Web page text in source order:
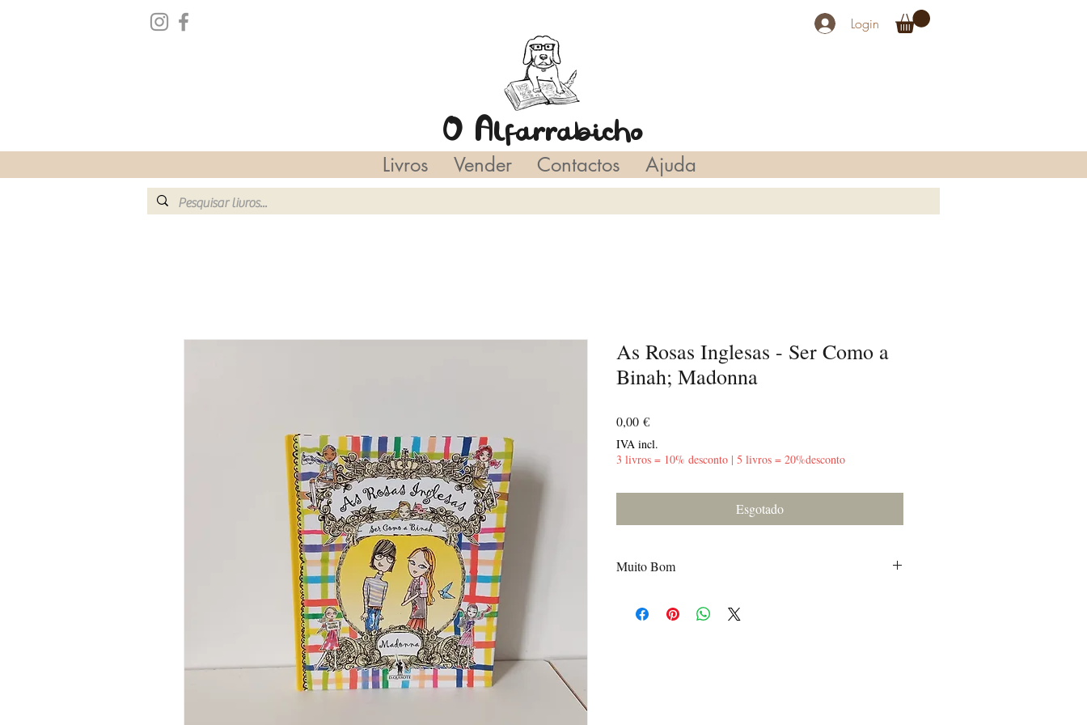
O Alfarrabicho
Login
Livros Vender Contactos Ajuda
As Rosas Inglesas - Ser Como a
Binah; Madonna
0,00 €Preço
IVA incl.
3 livros = 10% desconto | 5 livros = 20%desconto
Esgotado
Muito Bom